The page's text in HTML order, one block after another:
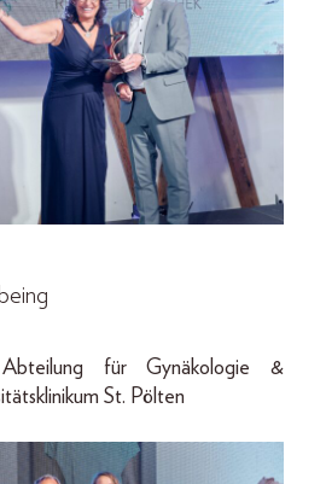
für Gynäkologie &
St. Pölten